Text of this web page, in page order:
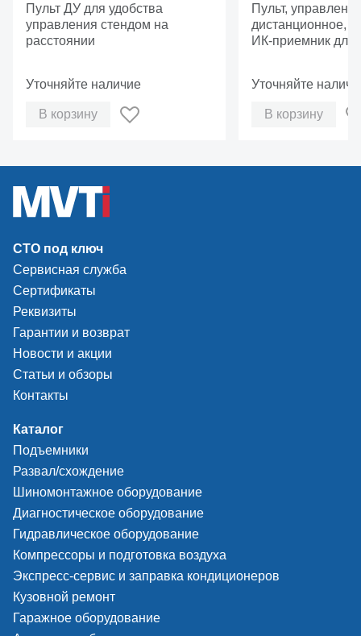
управления беспроводной
Пульт ДУ для удобства
управления стендом на
расстоянии
Уточняйте наличие
В корзину
управления
(комплект)
Пульт,
дистанционное,
ИК-приемник для
Уточняйте
В корзину
СТО под ключ
Сервисная служба
Сертификаты
Реквизиты
Гарантии и возврат
Новости и акции
Статьи и обзоры
Контакты
Каталог
Подъемники
Развал/схождение
Шиномонтажное оборудование
Диагностическое оборудование
Гидравлическое оборудование
Компрессоры и подготовка воздуха
Экспресс-сервис и заправка кондиционеров
Кузовной ремонт
Гаражное оборудование